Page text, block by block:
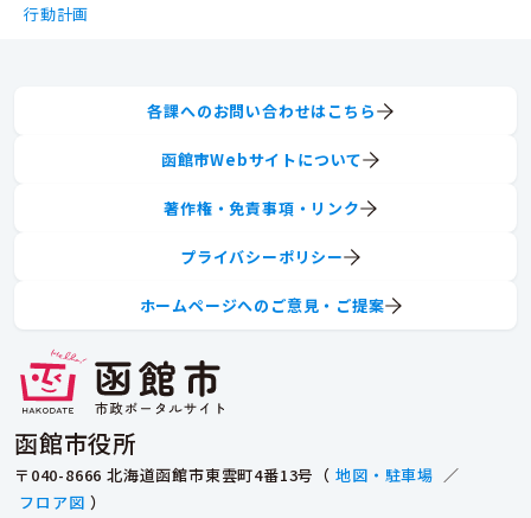
行動計画
函館市役所
〒040-8666 北海道函館市東雲町4番13号（ 地図・駐車場 ／
フロア図 ）
各課へのお問い合わせはこちら
函館市Webサイトについて
著作権・免責事項・リンク
プライバシーポリシー
ホームページへのご意見・ご提案